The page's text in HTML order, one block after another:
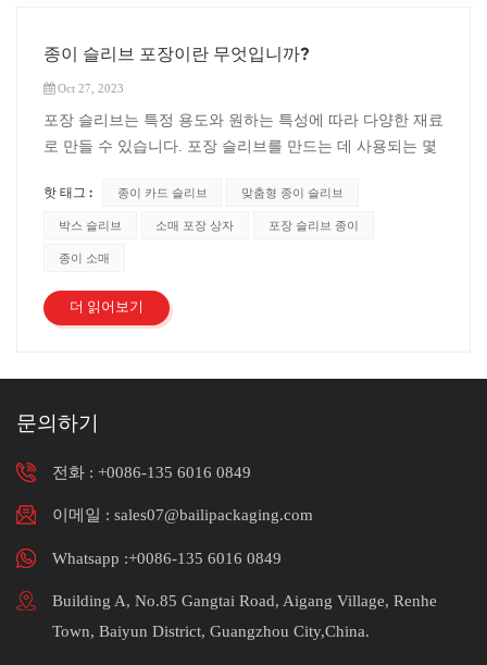
종이 슬리브 포장이란 무엇입니까?
Oct 27, 2023
포장 슬리브는 특정 용도와 원하는 특성에 따라 다양한 재료
로 만들 수 있습니다. 포장 슬리브를 만드는 데 사용되는 몇
이 슬리브 종이나 카드지 재료로 만드는 경우가 많습니다.
목적에 따라 두께와 무게가 달라질 수 있습니다. 종이 슬리
브는 가볍고 친환경적이며 쉽게 맞춤 설정할 수 있습니다.
다. 크라프트 지크라프트지는 일반적으로 크라프트 공정에
서 파생된 목재 펄프에서 생산되는 종이 유형입니다. 강도와
리브는 식품이나 대형 소매 제품과 같이 더 견고한 보호가
로 종이나 재활용 섬유를 겹겹이 쌓아 만든 두껍고 단단한
은 품목을 포장하는 데 사용됩니다. 외관과 기능성을 향상시
니다. 플라스틱 코팅지일부 포장 슬리브는 종이와 얇은 플라
나 추가적인 보호가 필요한 포장 품목에 적합합니다. 특수
핫 태그 : 종이 카드 슬리브 맞춤형 종이 슬리브
박스 슬리브 소매 포장 상자 포장 슬리브 종이
종이 소매
더 읽어보기
문의하기
전화 : +0086-135 6016 0849
이메일 : sales07@bailipackaging.com
Whatsapp :+0086-135 6016 0849
Building A, No.85 Gangtai Road, Aigang Village, Renhe
Town, Baiyun District, Guangzhou City,China.